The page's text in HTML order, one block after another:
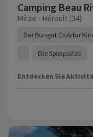
Camping Beau
Mèze - Hérault (34)
Der Bungat Club für
Die Spielplätze
Entdecken Sie